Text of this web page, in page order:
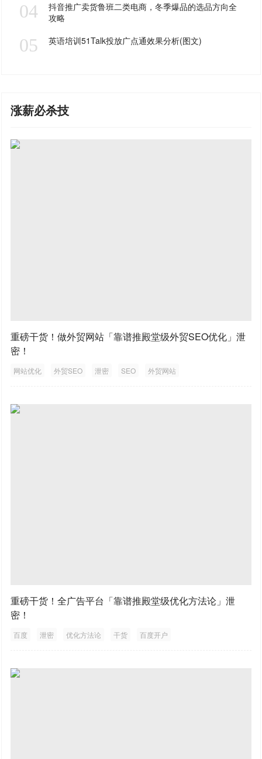
04
抖音推广卖货鲁班二类电商，冬季爆品的选品方向全
攻略
05 英语培训51Talk投放广点通效果分析(图文)
涨薪必杀技
重磅干货！做外贸网站「靠谱推殿堂级外贸SEO优化」泄
密！
网站优化 外贸SEO 泄密 SEO 外贸网站
重磅干货！全广告平台「靠谱推殿堂级优化方法论」泄
密！
百度 泄密 优化方法论 干货 百度开户